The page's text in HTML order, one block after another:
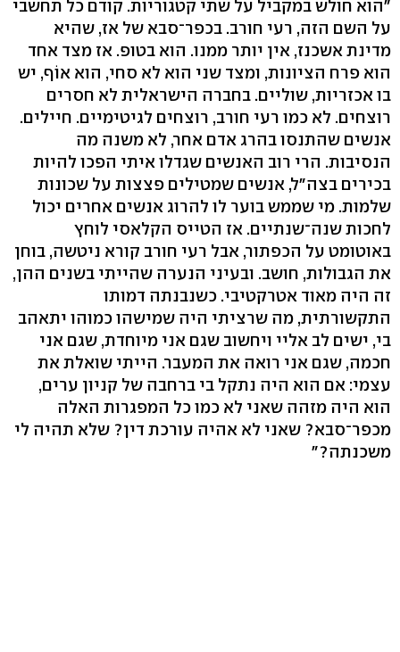
"הוא חולש במקביל על שתי קטגוריות. קודם כל תחשבי
על השם הזה, רעי חורב. בכפר־סבא של אז, שהיא
מדינת אשכנז, אין יותר ממנו. הוא בטופ. אז מצד אחד
הוא פרח הציונות, ומצד שני הוא לא סחי, הוא אוֹף, יש
בו אכזריות, שוליים. בחברה הישראלית לא חסרים
רוצחים. לא כמו רעי חורב, רוצחים לגיטימיים. חיילים.
אנשים שהתנסו בהרג אדם אחר, לא משנה מה
הנסיבות. הרי רוב האנשים שגדלו איתי הפכו להיות
בכירים בצה"ל, אנשים שמטילים פצצות על שכונות
שלמות. מי שממש בוער לו להרוג אנשים אחרים יכול
לחכות שנה־שנתיים. אז הטייס הקלאסי לוחץ
באוטומט על הכפתור, אבל רעי חורב קורא ניטשה, בוחן
את הגבולות, חושב. ובעיני הנערה שהייתי בשנים ההן,
זה היה מאוד אטרקטיבי. כשנבנתה דמותו
התקשורתית, מה שרציתי היה שמישהו כמוהו יתאהב
בי, ישים לב אליי ויחשוב שגם אני מיוחדת, שגם אני
חכמה, שגם אני רואה את המעבר. הייתי שואלת את
עצמי: אם הוא היה נתקל בי ברחבה של קניון ערים,
הוא היה מזהה שאני לא כמו כל המפגרות האלה
מכפר־סבא? שאני לא אהיה עורכת דין? שלא תהיה לי
משכנתה?"